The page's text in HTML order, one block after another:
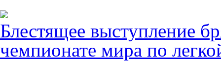
Блестящее выступление
чемпионате мира по